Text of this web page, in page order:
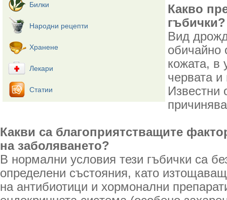
Билки
Народни рецепти
Хранене
Лекари
Статии
Какво
гъбички?
Вид
обичайно
кожата, в
червата
Известни
Какви са благоприятстващите
на заболяването?
В нормални условия тези гъбички са
определени състояния, като
на антибиотици и хормонални